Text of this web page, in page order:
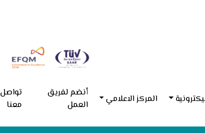
المركز الاعلامي
أنضم لفريق
العمل
تواصل
معنا